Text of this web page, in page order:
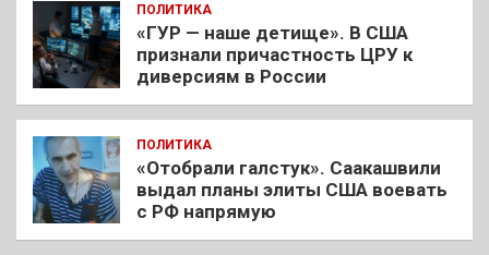
ПОЛИТИКА
«ГУР — наше детище». В США
признали причастность ЦРУ к
диверсиям в России
ПОЛИТИКА
«Отобрали галстук». Саакашвили
выдал планы элиты США воевать
с РФ напрямую